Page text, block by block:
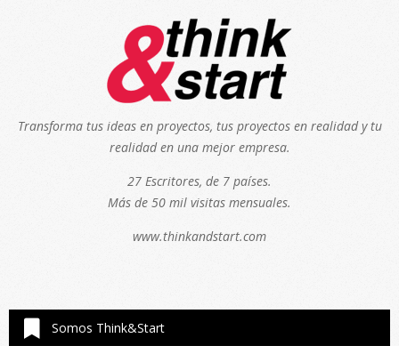
Transforma tus ideas en proyectos, tus proyectos en realidad y tu
realidad en una mejor empresa.
27 Escritores, de 7 países.
Más de 50 mil visitas mensuales.
www.thinkandstart.com
Somos Think&Start